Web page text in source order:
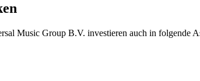
Music Group B.V. investieren auch in folgende